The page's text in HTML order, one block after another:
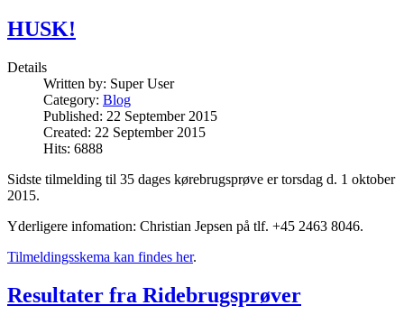
HUSK!
Details
Written by: Super User
Category: Blog
Published: 22 September 2015
Created: 22 September 2015
Hits: 6888
Sidste tilmelding til 35 dages kørebrugsprøve er torsdag d. 1 oktober
2015.
Yderligere infomation: Christian Jepsen på tlf. +45 2463 8046.
Tilmeldingsskema kan findes her.
Resultater fra Ridebrugsprøver